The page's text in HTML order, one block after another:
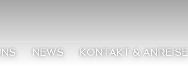
NEWS KONTAKT & ANREISE